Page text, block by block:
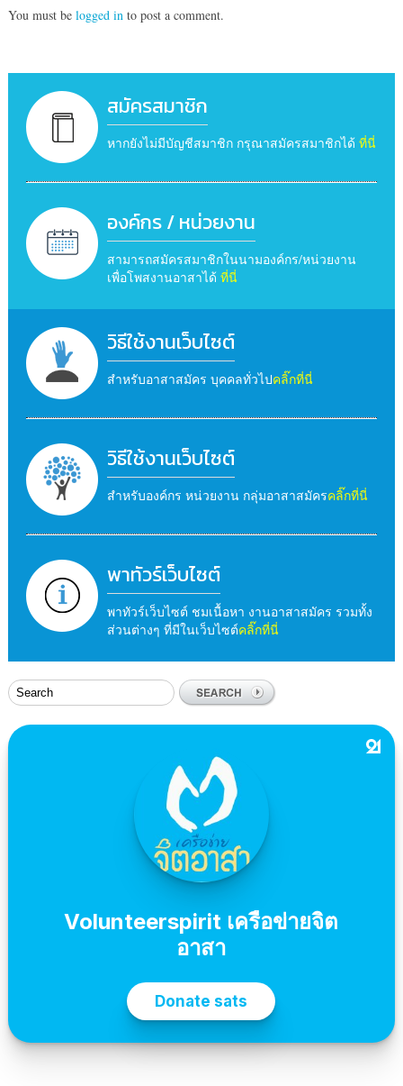
You must be logged in to post a comment.
สมัครสมาชิก
หากยังไม่มีบัญชีสมาชิก กรุณาสมัครสมาชิกได้ ที่นี่
องค์กร / หน่วยงาน
สามารถสมัครสมาชิกในนามองค์กร/หน่วยงาน
เพื่อโพสงานอาสาได้ ที่นี่
วิธีใช้งานเว็บไซต์
สำหรับอาสาสมัคร บุคคลทั่วไปคลิ๊กที่นี่
วิธีใช้งานเว็บไซต์
สำหรับองค์กร หน่วยงาน กลุ่มอาสาสมัครคลิ๊กที่นี่
พาทัวร์เว็บไซต์
พาทัวร์เว็บไซต์ ชมเนื้อหา งานอาสาสมัคร รวมทั้ง
ส่วนต่างๆ ที่มีในเว็บไซต์คลิ๊กที่นี่